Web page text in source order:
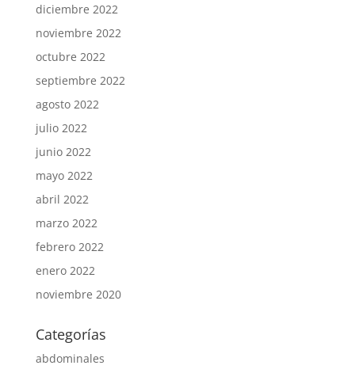
diciembre 2022
noviembre 2022
octubre 2022
septiembre 2022
agosto 2022
julio 2022
junio 2022
mayo 2022
abril 2022
marzo 2022
febrero 2022
enero 2022
noviembre 2020
Categorías
abdominales